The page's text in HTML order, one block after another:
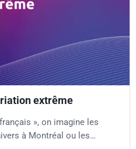
extrême
», on imagine les
à Montréal ou les…